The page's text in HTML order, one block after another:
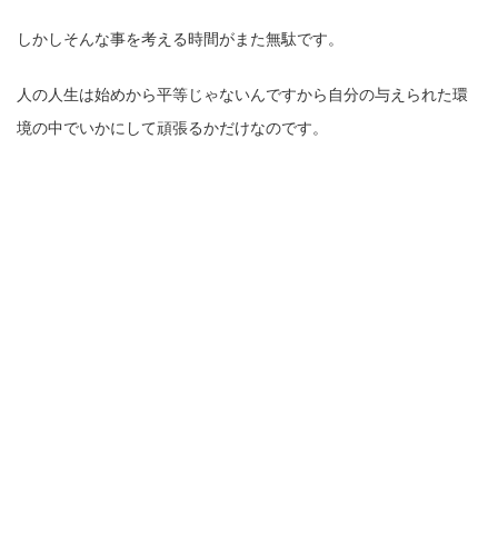
しかしそんな事を考える時間がまた無駄です。
人の人生は始めから平等じゃないんですから自分の与えられた環
境の中でいかにして頑張るかだけなのです。